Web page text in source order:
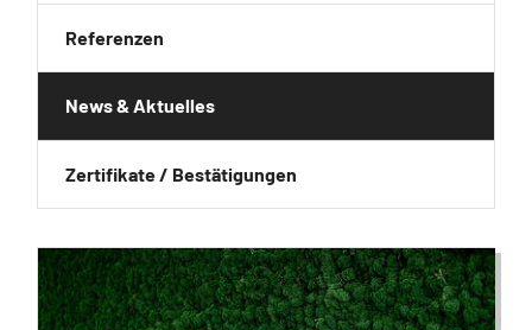
Referenzen
News & Aktuelles
Zertifikate / Bestätigungen